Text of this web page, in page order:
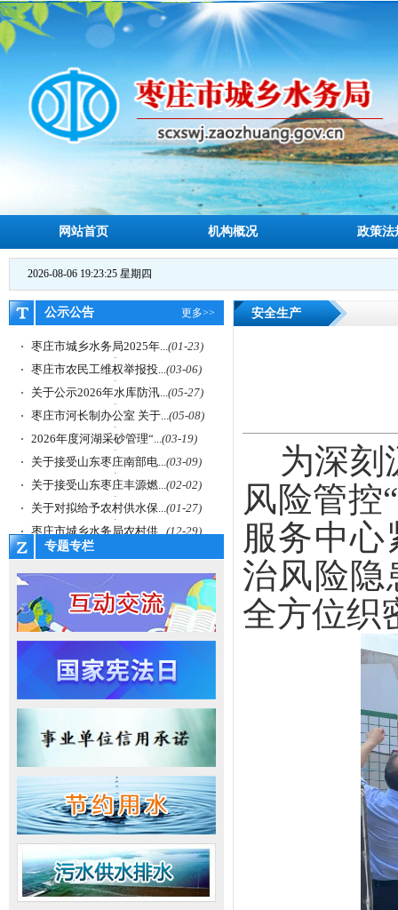
网站首页 机构概况 政策法
2026-08-06 19:23:26 星期四
公示公告 更多>>
枣庄市城乡水务局2025年...(01-23)
枣庄市农民工维权举报投...(03-06)
关于公示2026年水库防汛...(05-27)
枣庄市河长制办公室 关于...(05-08)
2026年度河湖采砂管理“...(03-19)
关于接受山东枣庄南部电...(03-09)
关于接受山东枣庄丰源燃...(02-02)
关于对拟给予农村供水保...(01-27)
枣庄市城乡水务局农村供...(12-29)
专题专栏
安全生产
为深刻
风险管控
服务中心
治风险隐
全方位织